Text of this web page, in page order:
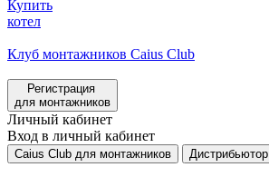
Купить
котел
Клуб монтажников Caius Club
Регистрация
для монтажников
Личный кабинет
Вход в личный кабинет
Caius Club для монтажников Дистрибьютор